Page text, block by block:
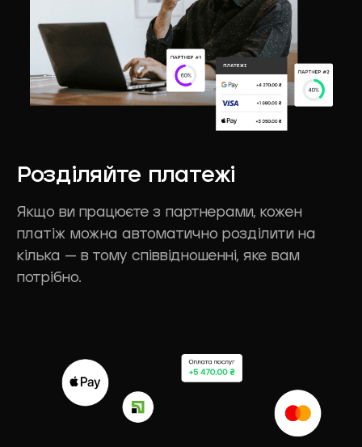
Розділяйте платежі
Якщо ви працюєте з партнерами, кожен
платіж можна автоматично розділити на
кілька — в тому співвідношенні, яке вам
потрібно.